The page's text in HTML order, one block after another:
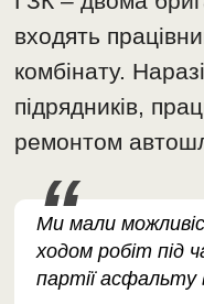
входять
комбінату.
підрядників,
ремонтом
Ми мали
ходом робіт під
партії асфальту